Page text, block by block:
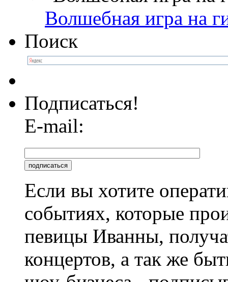
Волшебная игра на
Поиск
Подписаться!
E-mail:
Если вы хотите
событиях, которые
певицы Иванны,
концертов, а так же